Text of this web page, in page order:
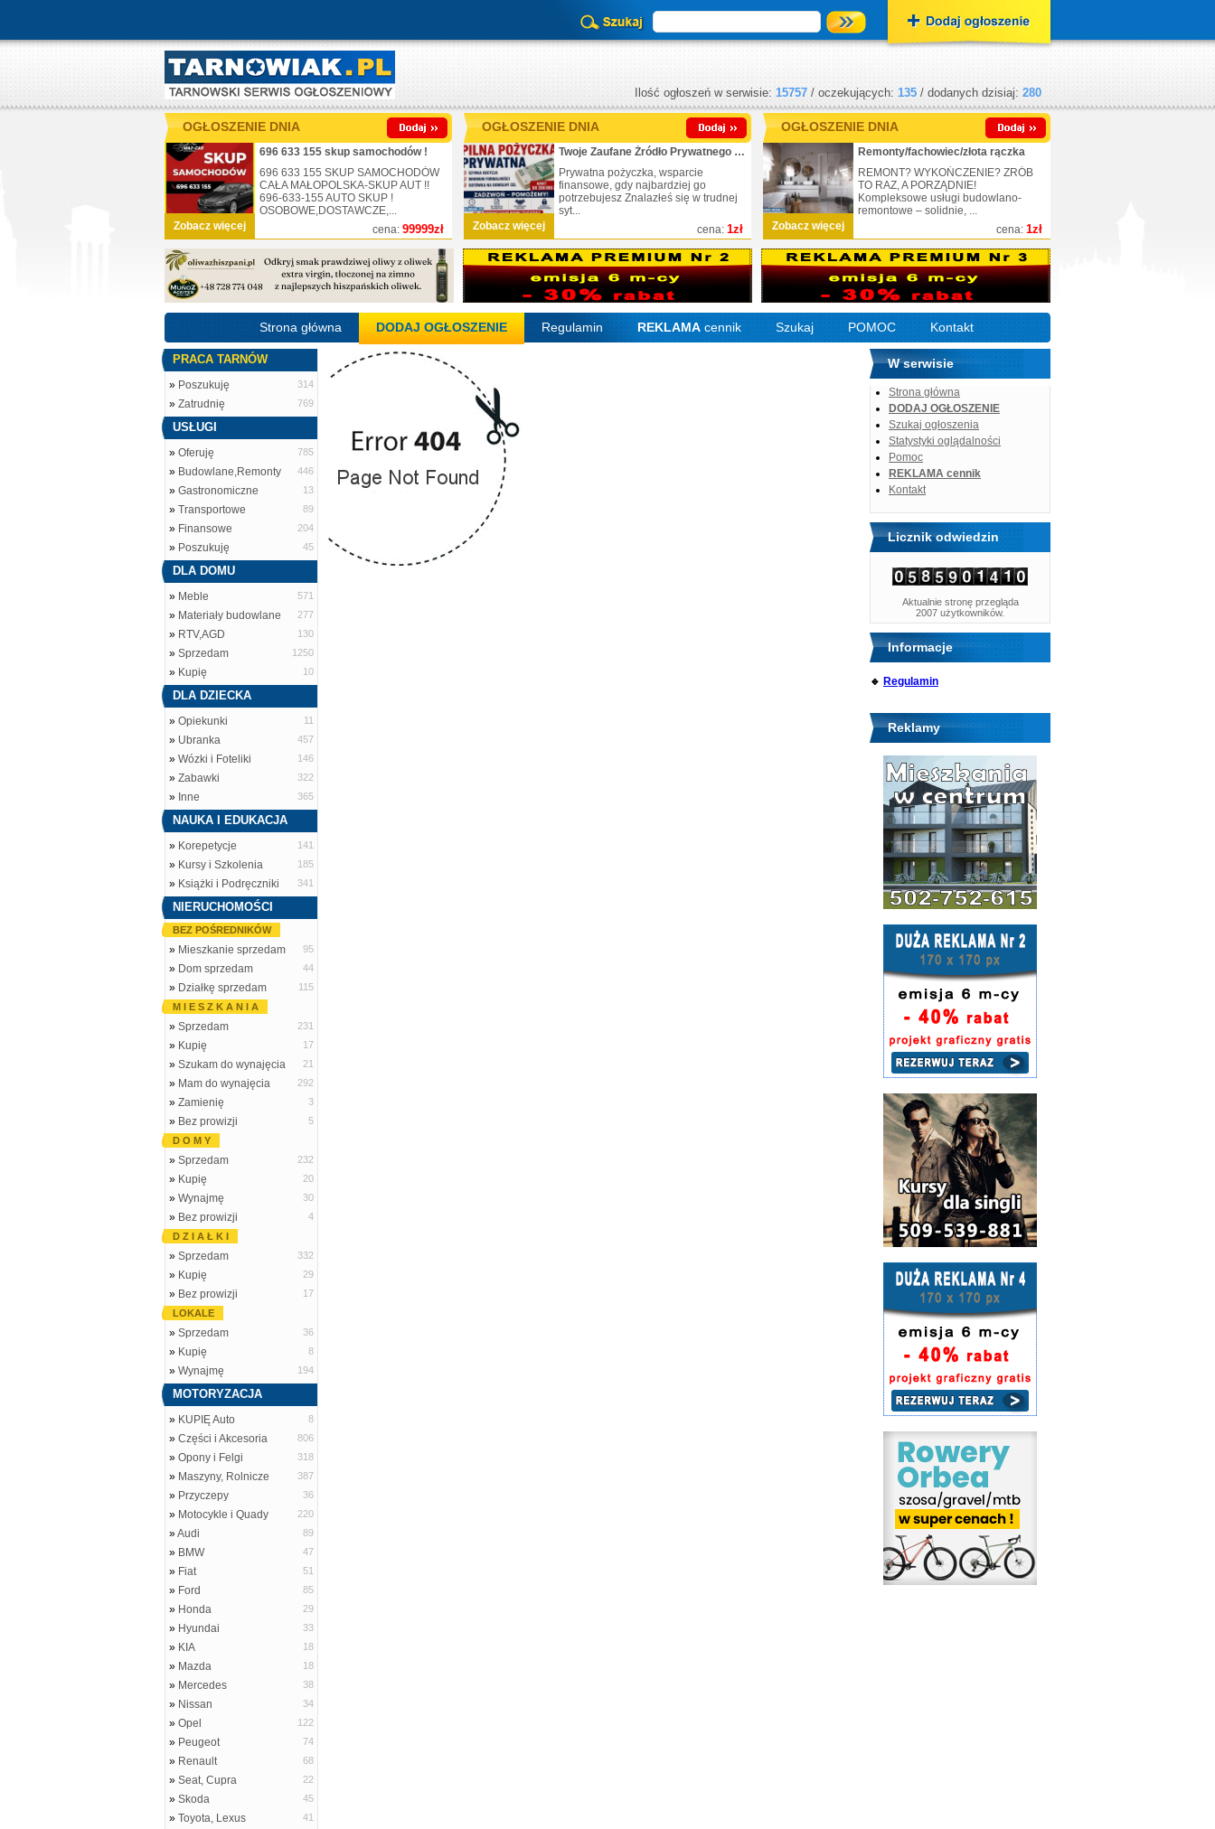
Ilość ogłoszeń w serwisie: 15757 / oczekujących: 135 / dodanych dzisiaj: 280
OGŁOSZENIE DNIA
Zobacz więcej cena: 99999zł
696 633 155 skup samochodów !
696 633 155 SKUP SAMOCHODÓW
CAŁA MAŁOPOLSKA-SKUP AUT !!
696-633-155 AUTO SKUP !
OSOBOWE,DOSTAWCZE,...
OGŁOSZENIE DNIA
Zobacz więcej cena: 1zł
Twoje Zaufane Źródło Prywatnego Finansowania
Prywatna pożyczka, wsparcie
finansowe, gdy najbardziej go
potrzebujesz Znalazłeś się w trudnej
syt...
OGŁOSZENIE DNIA
Zobacz więcej cena: 1zł
Remonty/fachowiec/złota rączka
REMONT? WYKOŃCZENIE? ZRÓB
TO RAZ, A PORZĄDNIE!
Kompleksowe usługi budowlano-
remontowe – solidnie, ...
Strona główna DODAJ OGŁOSZENIE Regulamin REKLAMA cennik Szukaj POMOC Kontakt
PRACA TARNÓW
» Poszukuję 314
» Zatrudnię 769
USŁUGI
» Oferuję 785
» Budowlane,Remonty 446
» Gastronomiczne 13
» Transportowe 89
» Finansowe 204
» Poszukuję 45
DLA DOMU
» Meble 571
» Materiały budowlane 277
» RTV,AGD 130
» Sprzedam 1250
» Kupię 10
DLA DZIECKA
» Opiekunki 11
» Ubranka 457
» Wózki i Foteliki 146
» Zabawki 322
» Inne 365
NAUKA I EDUKACJA
» Korepetycje 141
» Kursy i Szkolenia 185
» Książki i Podręczniki 341
NIERUCHOMOŚCI
BEZ POŚREDNIKÓW
» Mieszkanie sprzedam 95
» Dom sprzedam 44
» Działkę sprzedam
115
M I E S Z K A N I A
» Sprzedam 231
» Kupię 17
» Szukam do wynajęcia 21
» Mam do wynajęcia 292
» Zamienię 3
» Bez prowizji
5
D O M Y
» Sprzedam 232
» Kupię 20
» Wynajmę 30
» Bez prowizji
4
D Z I A Ł K I
» Sprzedam 332
» Kupię 29
» Bez prowizji
17
LOKALE
» Sprzedam 36
» Kupię 8
» Wynajmę 194
MOTORYZACJA
» KUPIĘ Auto 8
» Części i Akcesoria 806
» Opony i Felgi 318
» Maszyny, Rolnicze 387
» Przyczepy 36
» Motocykle i Quady 220
»Audi 89
» BMW 47
» Fiat 51
» Ford 85
» Honda 29
» Hyundai 33
» KIA 18
» Mazda 18
» Mercedes 38
» Nissan 34
» Opel 122
» Peugeot 74
» Renault 68
» Seat, Cupra 22
» Skoda 45
» Toyota, Lexus 41
W serwisie
Strona główna
DODAJ OGŁOSZENIE
Szukaj ogłoszenia
Statystyki oglądalności
Pomoc
REKLAMA cennik
Kontakt
Licznik odwiedzin
Aktualnie stronę przegląda
2007 użytkowników.
Informacje
🔹 Regulamin
Reklamy